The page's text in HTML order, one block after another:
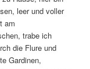
leer und voller
am
trabe ich
die Flure und
Gardinen,